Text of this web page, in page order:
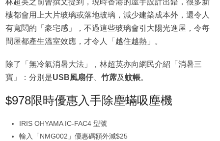
林超英之前曾撰文提到，現時香港的屋宇設計出錯，很多新
樓都會用上大片玻璃或落地玻璃，減少建築成本外，還令人
有寬闊的「豪宅感」，不過這些玻璃會引大陽光進屋，令每
間屋都產生溫室效應，才令人「越住越熱」。
除了「無冷氣消暑大法」，林超英亦向網民介紹「消暑三
寶」：分別是USB風扇仔、 竹蓆及蚊帳。
$978限時優惠入手除塵蟎吸塵機
IRIS OHYAMA IC-FAC4 型號
輸入「NMG002」優惠碼額外減$25